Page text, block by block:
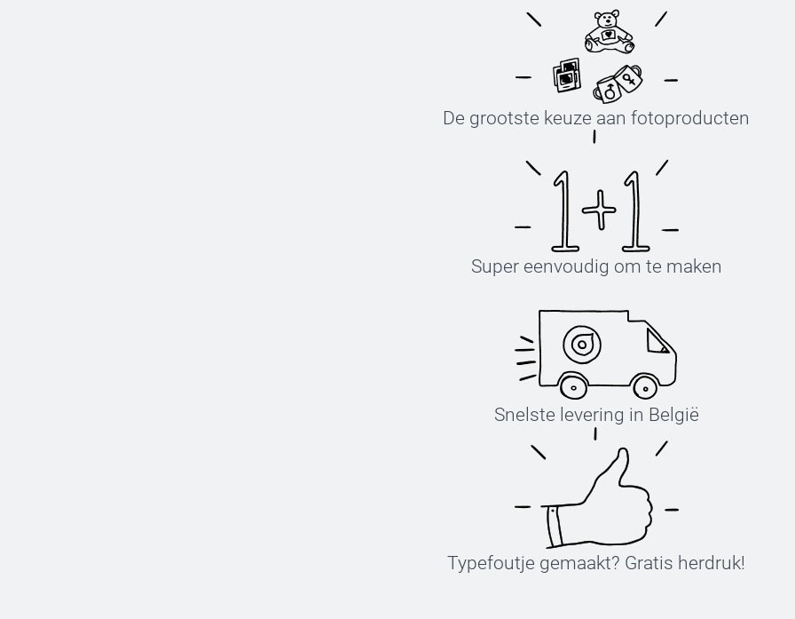
De grootste keuze aan fotoproducten
Super eenvoudig om te maken
Snelste levering in België
Typefoutje gemaakt? Gratis herdruk!